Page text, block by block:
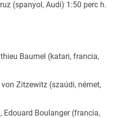
(spanyol, Audi) 1:50 perc h.
Baumel (katari, francia,
Zitzewitz (szaúdi, német,
Edouard Boulanger (francia,